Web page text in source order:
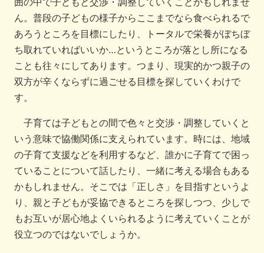
ん。普段の子どもの様子からここまでなら食べられるで
あろうところを目標にしたり、トータルで栄養がぼちぼ
ち取れていればいいか…というところが落とし所になる
ことも往々にしてあります。つまり、現実的かつ親子の
双方が辛くならずに過ごせる目標を探していくわけで
す。
子育ては子どもとの間で色々と交渉・調整していくと
いう意味で協働関係に支えられています。時には、地域
の子育て支援などを利用するなど、誰かに子育てで困っ
ていることについて話したり、一緒に考える場合もある
かもしれません。そこでは「正しさ」を目指すというよ
り、親と子どもが妥協できるところを探しつつ、少しで
もお互いが居心地よくいられるように考えていくことが
役立つのではないでしょうか。